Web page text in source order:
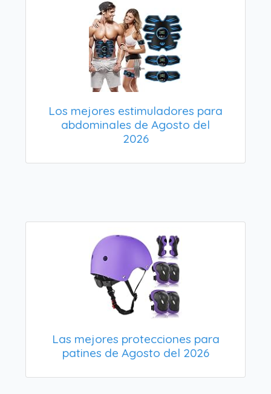
Los mejores estimuladores para
abdominales de Agosto del
2026
Las mejores protecciones para
patines de Agosto del 2026